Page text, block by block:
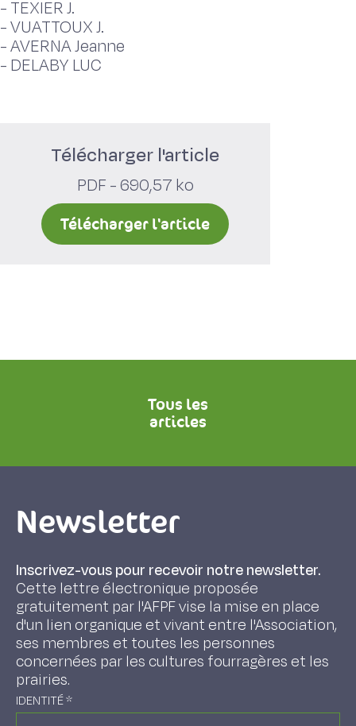
- TEXIER J.
-VUATTOUX J.
-AVERNA Jeanne
- DELABY LUC
Télécharger l'article
PDF - 690,57 ko
Télécharger l'article
Tous les
articles
Newsletter
Inscrivez-vous pour recevoir notre newsletter.
Cette lettre électronique proposée
gratuitement par l'AFPF vise la mise en place
d'un lien organique et vivant entre l'Association,
ses membres et toutes les personnes
concernées par les cultures fourragères et les
prairies.
IDENTITÉ*